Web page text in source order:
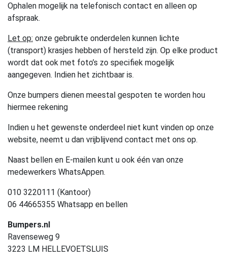
Ophalen mogelijk na telefonisch contact en alleen op
afspraak.
Let op: onze gebruikte onderdelen kunnen lichte
(transport) krasjes hebben of hersteld zijn. Op elke product
wordt dat ook met foto’s zo specifiek mogelijk
aangegeven. Indien het zichtbaar is.
Onze bumpers dienen meestal gespoten te worden hou
hiermee rekening
Indien u het gewenste onderdeel niet kunt vinden op onze
website, neemt u dan vrijblijvend contact met ons op.
Naast bellen en E-mailen kunt u ook één van onze
medewerkers WhatsAppen.
010 3220111 (Kantoor)
06 44665355 Whatsapp en bellen
Bumpers.nl
Ravenseweg 9
3223 LM HELLEVOETSLUIS